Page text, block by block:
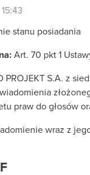
stanu posiadania
Art. 70 pkt 1
PROJEKT S.A. z
praw do głosów
wraz z